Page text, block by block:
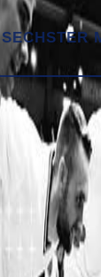
SECHSTER